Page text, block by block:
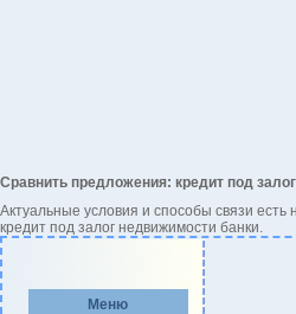
Сравнить предложения: кредит под
Актуальные условия и способы связи есть
кредит под залог недвижимости банки.
Меню